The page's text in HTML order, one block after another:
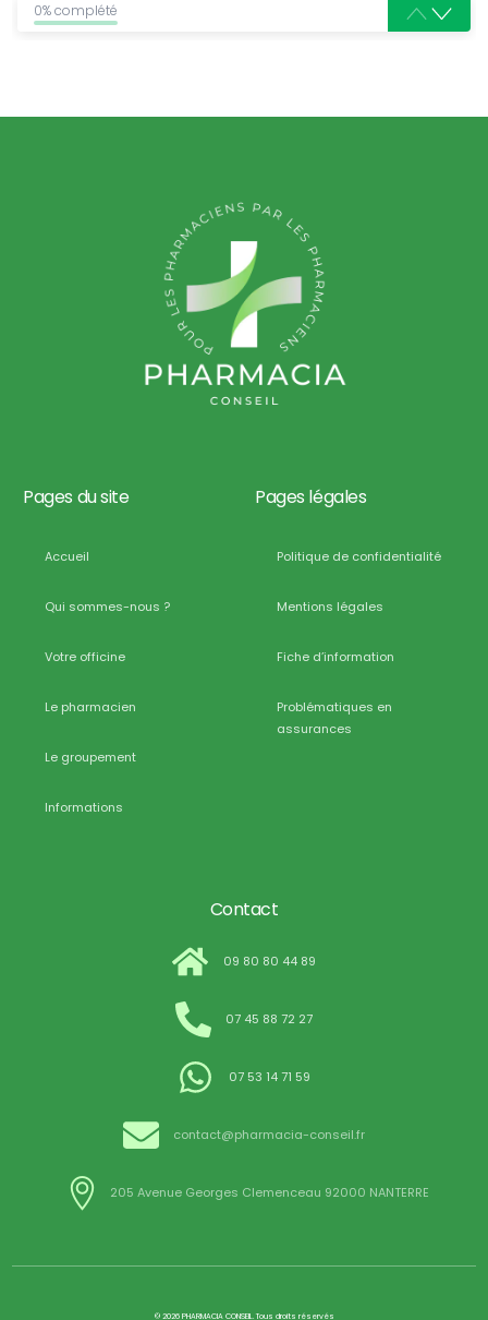
0% complété
Pages du site
Accueil
Qui sommes-nous ?
Votre officine
Le pharmacien
Le groupement
Informations
Pages légales
Politique de confidentialité
Mentions légales
Fiche d’information
Problématiques en
assurances
Contact
09 80 80 44 89
07 45 88 72 27
07 53 14 71 59
contact@pharmacia-conseil.fr
205 Avenue Georges Clemenceau 92000 NANTERRE
© 2026 PHARMACIA CONSEIL. Tous droits réservés